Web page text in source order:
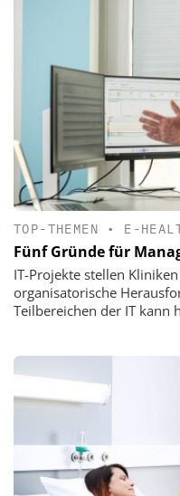
TOP-THEMEN • E-
Fünf Gründe für
IT-Projekte stellen
organisatorische
Teilbereichen der IT kann